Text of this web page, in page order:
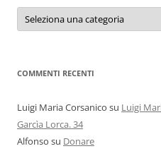
Categorie
autori
COMMENTI RECENTI
Luigi Maria Corsanico su Luigi
Garcìa Lorca. 34
Alfonso su Donare